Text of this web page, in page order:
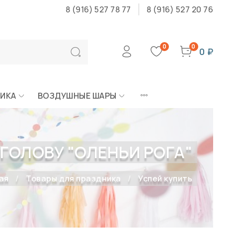
8 (916) 527 78 77 8 (916) 527 20 76
0 0 0 ₽
ВОЗДУШНЫЕ ШАРЫ
"ОЛЕНЬИ РОГА"
Товары для праздника Успей купить